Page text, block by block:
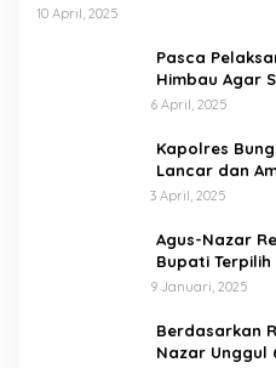
10 April, 2025
Pasca
Himbau Agar
Kamtibmas
6 April, 2025
Kapolres
Lancar dan
3 April, 2025
Agus-Nazar
Bupati Terpilih
9 Januari, 2025
Berdasarkan
Nazar Unggul